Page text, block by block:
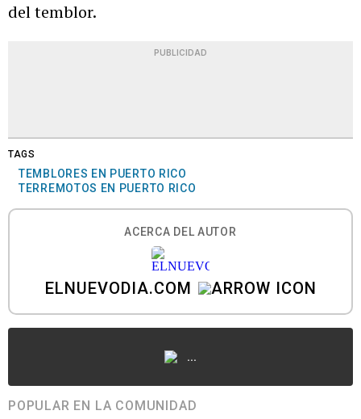
del temblor.
PUBLICIDAD
TAGS
TEMBLORES EN PUERTO RICO
TERREMOTOS EN PUERTO RICO
ACERCA DEL AUTOR
ELNUEVODIA.COM
...
POPULAR EN LA COMUNIDAD